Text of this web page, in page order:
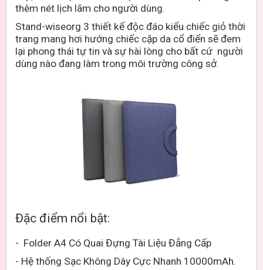
thêm nét lịch lãm cho người dùng.
Stand-wiseorg 3 thiết kế độc đáo kiểu chiếc giỏ thời
trang mang hơi hướng chiếc cặp da cổ điển sẽ đem
lại phong thái tự tin và sự hài lòng cho bất cứ người
dùng nào đang làm trong môi trường công sở.
Đặc điểm nổi bật:
- Folder A4 Có Quai Đựng Tài Liệu Đẳng Cấp
- Hệ thống Sạc Không Dây Cực Nhanh 10000mAh.